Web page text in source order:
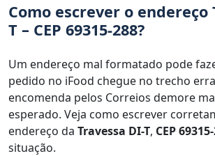
Como escrever o endereço
T – CEP 69315-288?
Um endereço mal formatado pode
pedido no iFood chegue no trecho
encomenda pelos Correios demore
esperado. Veja como escrever
endereço da Travessa DI-T, CEP
situação.